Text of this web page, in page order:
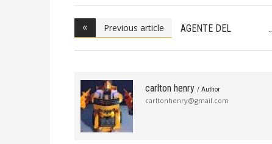
Previous article
AGENTE DEL
carlton henry / Author
carltonhenry@gmail.com